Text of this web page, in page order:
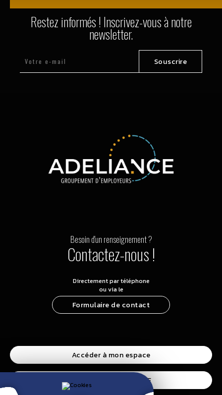
Restez informés ! Inscrivez-vous à notre
newsletter.
Souscrire
Besoin d'un renseignement ?
Contactez-nous !
Directement par téléphone
ou via le
Formulaire de contact
Accéder à mon espace
Accéder à l’espace CSE